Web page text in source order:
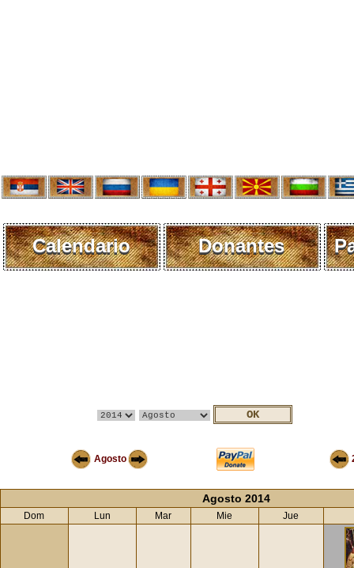
Calendario Donantes
Agosto
Agosto 2014
Dom Lun Mar Mie Jue